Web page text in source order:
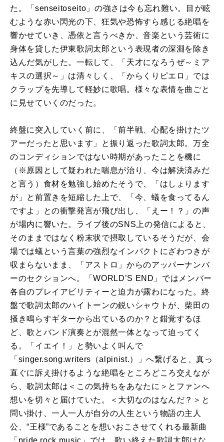
た。「senseitoseito」の強さは今も忘れ難い。目が眩
むような赤い閃光の下、狂気や恐怖すら感じる絶唱を
響かせていき、憑依と言うべきか、音楽という芸術に
身体を貸した伊東歌詞太郎という表現者の深淵を除き
込んだ気がした。一転して、「天才になろうぜ～ミア
キスの選択～」は清々しく、「からくりピエロ」では
クラップを先導して軽妙に歌唱。様々な表情を曲ごと
に見せていくのだった。
終盤に突入していく前に、「前半戦、心配を掛けたツ
アーだったと思います」と振り返った歌詞太郎。万全
のコンディションではない時期があったことを機に
（※原因として疑われた喘息が治り、今は解決済みだ
と言う）食材を勉強し始めたそうで、「はしょります
が」と前置きを短縮した上で、「今、蟻を食ってるん
ですよ」との衝撃発言が飛び出し、「えー！？」の声
が場内に響いた。ライブ後のSNS上の発信によると、
そのままではなく粉末状で摂取しているそうだが、会
場では蟻という言葉の強烈なインパクトにざわつきが
収まらないまま、「アストロ」からのアッパーナンバ
ーのセクションへ。「WORLD’S END」ではメンバー
各自のプレイアビリティーと迫力が露わになった。終
盤で歌詞太郎のハイトーンの鋭いシャウトが、柴田の
掻き鳴らすギターから出ているのか？と錯覚するほ
ど、歌とバンド演奏とが混然一体となって迫ってく
る。「イエイ！」と勢いよく叫んで
「singer.song.writers（alpinist.）」へ繋げると、真っ
直ぐに訴え掛けるような絶唱をところどころ交えなが
ら、歌詞太郎は＜この気持ちをあなたに＞とファンへ
想いを切々と届けていた。＜大切なのはなんだ？＞と
問い掛け、一人一人が自分の人生という物語の主人
公、“王様”であることを想いおこさせてくれる最新曲